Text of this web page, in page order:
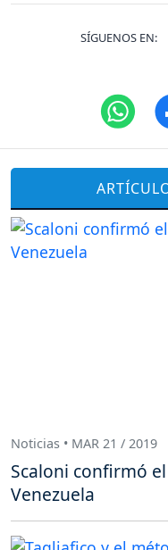
SÍGUENOS EN:
Noticias • MAR 21 / 2019
Scaloni confirmó
Venezuela